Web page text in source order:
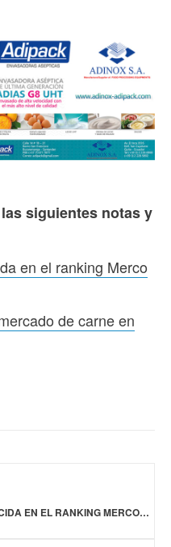
siguientes notas y
en el ranking Merco
de carne en
DIAGEO MÉXICO ES RECONOCIDA EN EL RANKING MERCO ESG 2026